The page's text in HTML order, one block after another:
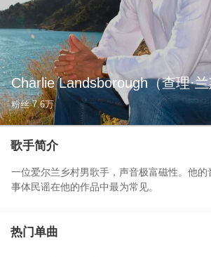
Charlie Landsborough（查理·
粉丝 7.6万
歌手简介
一位爱尔兰乡村男歌手，声音极富磁性。他的
事体民谣在他的作品中最为常见。
热门单曲